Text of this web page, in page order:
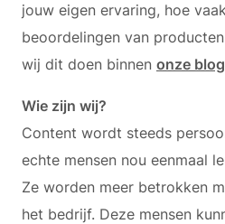
jouw eigen ervaring, hoe
beoordelingen van
wij dit doen binnen onze
Wie zijn wij?
Content wordt steeds
echte mensen nou eenmaal
Ze worden meer betrokken
het bedrijf. Deze mensen